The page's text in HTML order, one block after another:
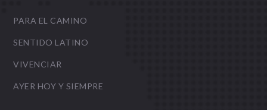
PARA EL CAMINO
SENTIDO LATINO
VIVENCIAR
AYER HOY Y SIEMPRE